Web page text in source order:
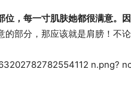
，每一寸肌肤她都很满意。
的部分，那应该就是肩膀！不